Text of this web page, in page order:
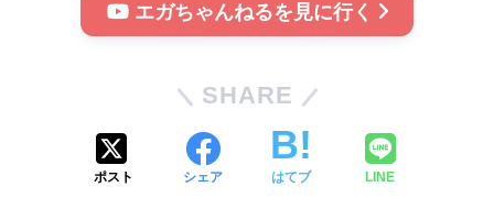
エガちゃんねるを見に行く
SHARE
ポスト シェア はてブ LINE